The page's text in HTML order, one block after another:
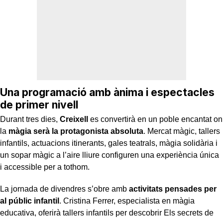
Una programació amb ànima i espectacles
de primer nivell
Durant tres dies, Creixell es convertirà en un poble encantat on
la màgia serà la protagonista absoluta. Mercat màgic, tallers
infantils, actuacions itinerants, gales teatrals, màgia solidària i
un sopar màgic a l’aire lliure configuren una experiència única
i accessible per a tothom.
La jornada de divendres s’obre amb activitats pensades per
al públic infantil . Cristina Ferrer, especialista en màgia
educativa, oferirà tallers infantils per descobrir Els secrets de